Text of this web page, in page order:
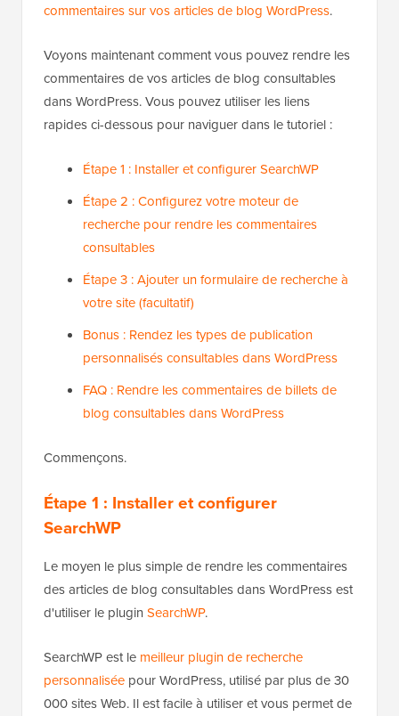
commentaires sur vos articles de blog WordPress.
Voyons maintenant comment vous pouvez rendre les
commentaires de vos articles de blog consultables
dans WordPress. Vous pouvez utiliser les liens
rapides ci-dessous pour naviguer dans le tutoriel :
Étape 1 : Installer et configurer SearchWP
Étape 2 : Configurez votre moteur de
recherche pour rendre les commentaires
consultables
Étape 3 : Ajouter un formulaire de recherche à
votre site (facultatif)
Bonus : Rendez les types de publication
personnalisés consultables dans WordPress
FAQ : Rendre les commentaires de billets de
blog consultables dans WordPress
Commençons.
Étape 1 : Installer et configurer
SearchWP
Le moyen le plus simple de rendre les commentaires
des articles de blog consultables dans WordPress est
d'utiliser le plugin SearchWP.
SearchWP est le meilleur plugin de recherche
personnalisée pour WordPress, utilisé par plus de 30
000 sites Web. Il est facile à utiliser et vous permet de